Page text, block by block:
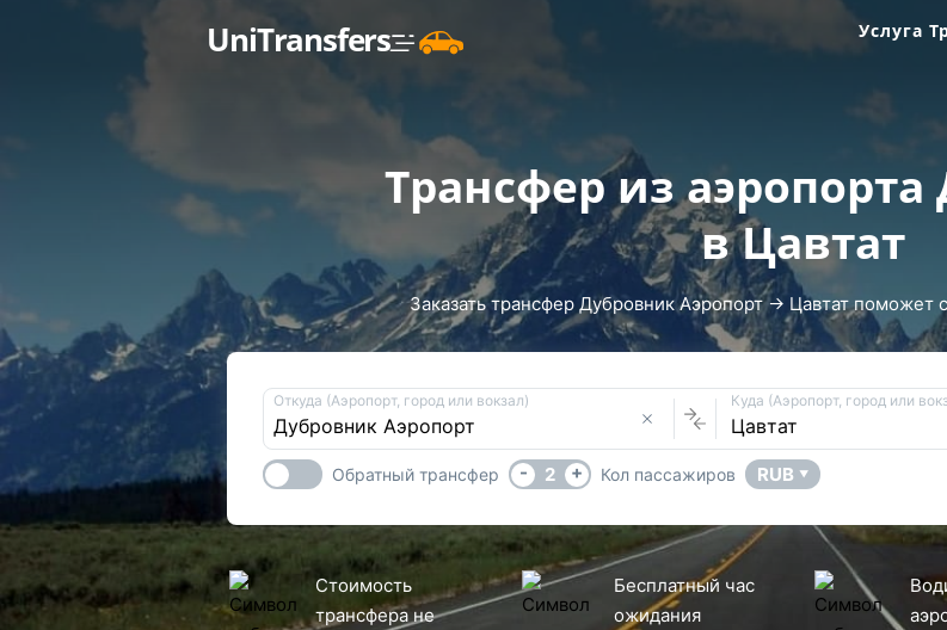
UniTransfers Услуга
Трансфер из
в Цавтат
Заказать трансфер Дубровник Аэропорт → Цавтат поможет
Откуда (Аэропорт, город или вокзал) Куда (Аэропорт, город или
Обратный трансфер - 2 + Кол пассажиров RUB ▼
Стоимость
трансфера не
Бесплатный час
ожидания